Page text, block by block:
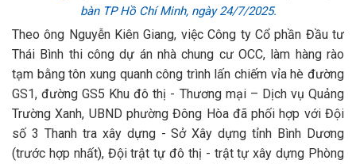
bàn TP Hồ Chí Minh, ngày 24/7/2025.
Theo ông Nguyễn Kiên Giang, việc Công ty Cổ phần Đầu tư
Thái Bình thi công dự án nhà chung cư OCC, làm hàng rào
tạm bằng tôn xung quanh công trình lấn chiếm vỉa hè đường
GS1, đường GS5 Khu đô thị - Thương mại – Dịch vụ Quảng
Trường Xanh, UBND phường Đông Hòa đã phối hợp với Đội
số 3 Thanh tra xây dựng - Sở Xây dựng tỉnh Bình Dương
(trước hợp nhất), Đội trật tự đô thị - trật tự xây dựng Phòng